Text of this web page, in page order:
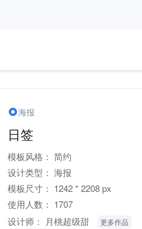
海报
日签
模板风格： 简约
设计类型： 海报
模板尺寸： 1242 * 2208 px
使用人数： 1707
设计师：
月桃超级甜
更多作品